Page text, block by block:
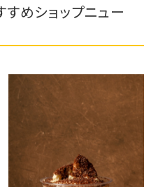
めショップニュー